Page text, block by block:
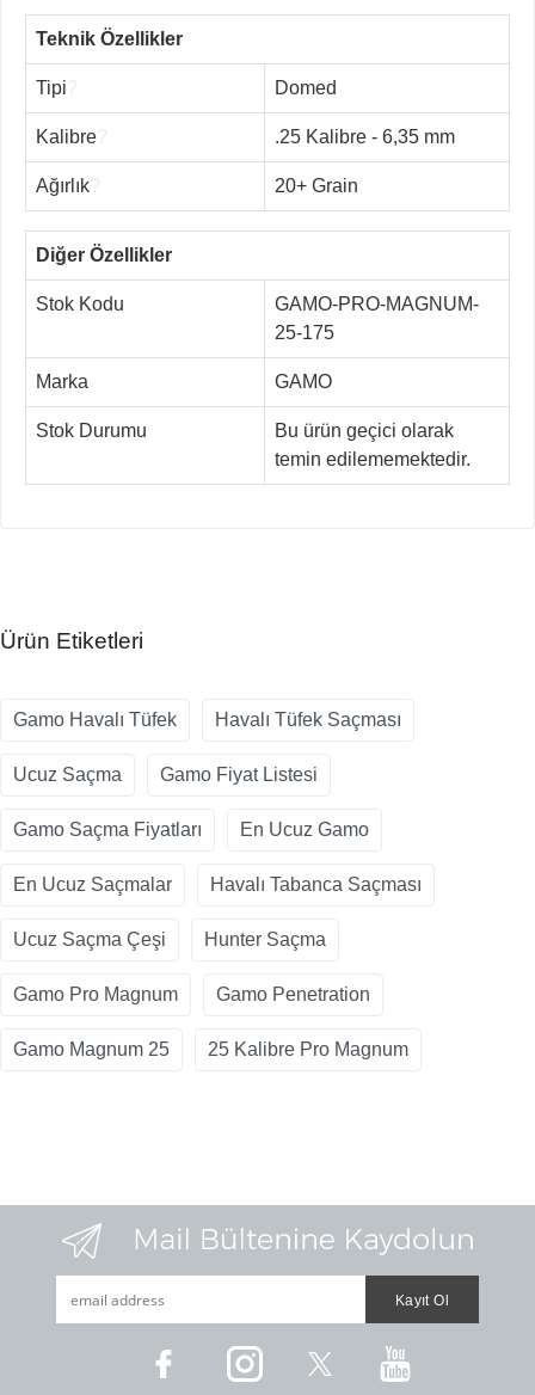
Teknik Özellikler
Tipi Domed
Kalibre .25 Kalibre - 6,35 mm
Ağırlık 20+ Grain
Diğer Özellikler
Stok Kodu
GAMO-PRO-MAGNUM-
25-175
Marka GAMO
Stok Durumu
Bu ürün geçici olarak
temin edilememektedir.
Ürün Etiketleri
Gamo Havalı Tüfek Havalı Tüfek Saçması
Ucuz Saçma Gamo Fiyat Listesi
Gamo Saçma Fiyatları En Ucuz Gamo
En Ucuz Saçmalar Havalı Tabanca Saçması
Ucuz Saçma Çeşi Hunter Saçma
Gamo Pro Magnum Gamo Penetration
Gamo Magnum 25 25 Kalibre Pro Magnum